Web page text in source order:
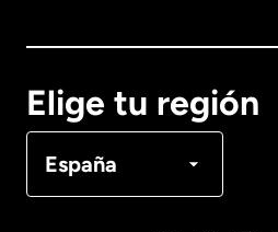
Elige tu región
España
Français